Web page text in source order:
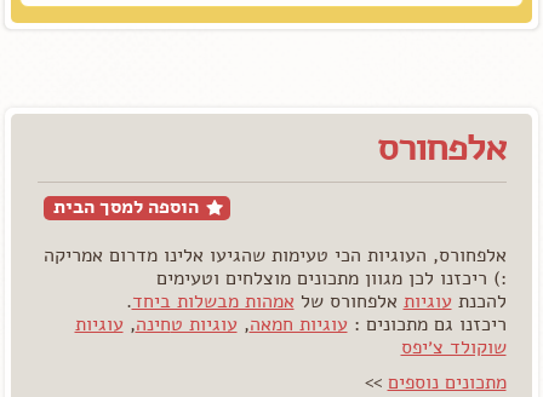
אלפחורס
הוספה למסך הבית
אלפחורס, העוגיות הכי טעימות שהגיעו אלינו מדרום אמריקה
:) ריכזנו לכן מגוון מתכונים מוצלחים וטעימים
להכנתעוגיות אלפחורס של אמהות מבשלות ביחד.
ריכזנו גם מתכונים :עוגיות חמאה,עוגיות טחינה,עוגיות
שוקולד צ׳יפס
מתכונים נוספים >>